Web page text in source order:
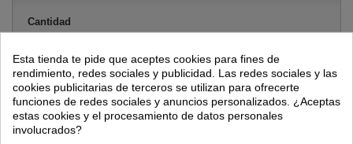
Cantidad
Añadir al carrito
Esta tienda te pide que aceptes cookies para fines de
rendimiento, redes sociales y publicidad. Las redes sociales y las
cookies publicitarias de terceros se utilizan para ofrecerte
funciones de redes sociales y anuncios personalizados. ¿Aceptas
estas cookies y el procesamiento de datos personales
involucrados?